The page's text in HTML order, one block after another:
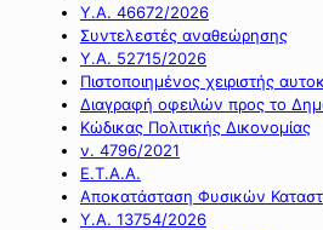
Υ.Α. 46672/2026
Συντελεστές αναθεώρησης
Υ.Α. 52715/2026
Πιστοποιημένος χειριστής
Διαγραφή οφειλών προς το
Κώδικας Πολιτικής Δικονομίας
ν. 4796/2021
Ε.Τ.Α.Α.
Αποκατάσταση Φυσικών
Υ.Α. 13754/2026